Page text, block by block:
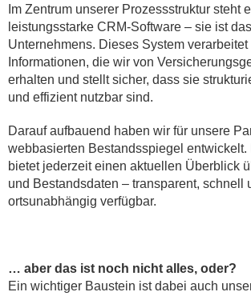
Im Zentrum unserer Prozessstruktur steht
leistungsstarke CRM-Software – sie ist
Unternehmens. Dieses System
Informationen, die wir von
erhalten und stellt sicher, dass sie
und effizient nutzbar sind.
Darauf aufbauend haben wir für unsere
webbasierten Bestandsspiegel entwickelt.
bietet jederzeit einen aktuellen Überblick
und Bestandsdaten – transparent, schnell
ortsunabhängig verfügbar.
… aber das ist noch nicht alles, oder?
Ein wichtiger Baustein ist dabei auch